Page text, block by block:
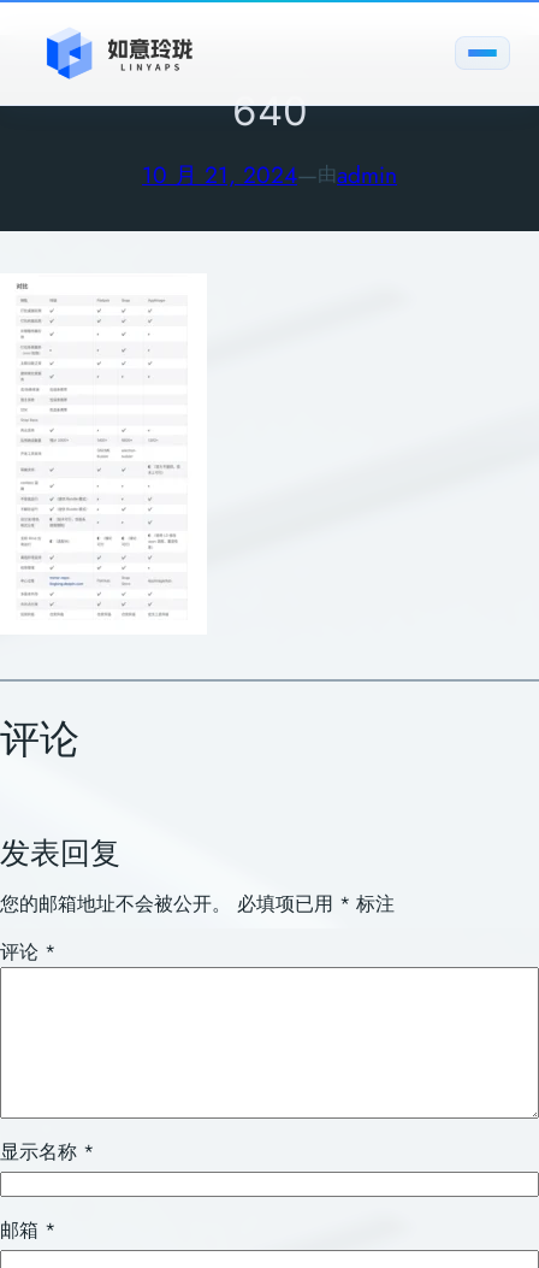
640
10 月 21, 2024—由admin
评论
发表回复
您的邮箱地址不会被公开。 必填项已用 * 标注
评论 *
显示名称 *
邮箱 *